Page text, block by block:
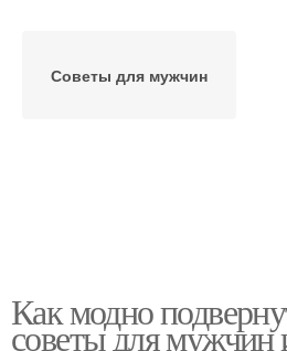
Советы для мужчин
Как модно
советы для